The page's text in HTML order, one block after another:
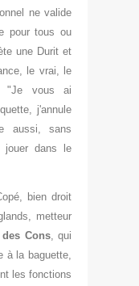
ne valide
pour tous ou
une Durit et
, le vrai, le
"Je vous ai
j'annul e
aussi, sans
jouer dans le
bien droit
metteur
Cons, qui
à la baguette,
les fonctions